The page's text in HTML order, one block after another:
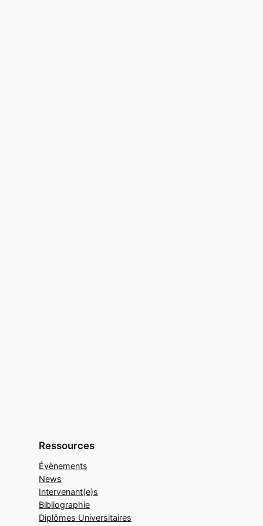
Ressources
Évènements
News
Intervenant(e)s
Bibliographie
Diplômes Universitaires